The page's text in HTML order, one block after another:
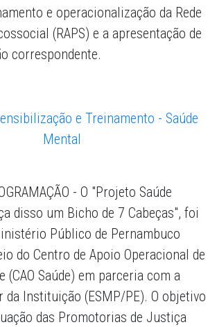
e operacionalização da Rede
(RAPS) e a apresentação de
correspondente.
- O "Projeto Saúde
disso um Bicho de 7 Cabeças", foi
Público de Pernambuco
do Centro de Apoio Operacional de
(CAO Saúde) em parceria com a
da Instituição (ESMP/PE). O objetivo
das Promotorias de Justiça